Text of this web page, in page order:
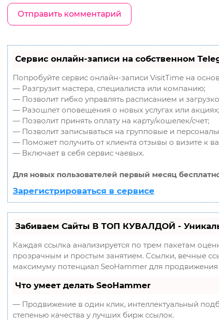
Сервис онлайн-записи на собственном
Попробуйте сервис онлайн-записи VisitTime на
— Разгрузит мастера, специалиста или компанию;
— Позволит гибко управлять расписанием и
— Разошлет оповещения о новых услугах или акциях;
— Позволит принять оплату на карту/кошелек/счет;
— Позволит записываться на групповые и
— Поможет получить от клиента отзывы о визите к
— Включает в себя сервис чаевых.
Для новых пользователей первый месяц
Зарегистрироваться в сервисе
Забиваем Сайты В ТОП КУВАЛДОЙ -
Каждая ссылка анализируется по трем пакетам
прозрачным и простым занятием. Ссылки, вечные
максимуму потенциал SeoHammer для продвижения
Что умеет делать SeoHammer
— Продвижение в один клик, интеллектуальный
степенью качества у лучших бирж ссылок.